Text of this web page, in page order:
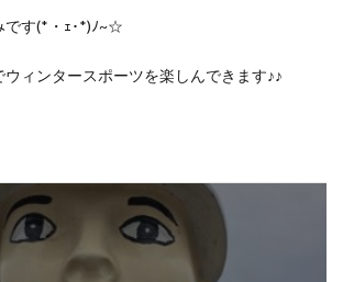
です(*・ｪ･*)ﾉ~☆
ィンタースポーツを楽しんできます♪♪